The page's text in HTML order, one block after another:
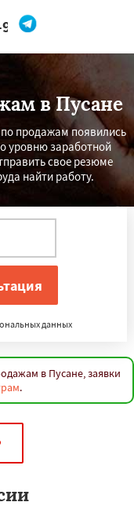
в Пусане
продажам появились
уровню заработной
свое резюме
найти работу.
данных
в Пусане, заявки
.